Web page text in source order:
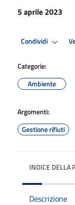
5 aprile 2023
Condividi
Categorie:
Ambiente
Argomenti:
Gestione rifiuti
INDICE DELLA
Descrizione